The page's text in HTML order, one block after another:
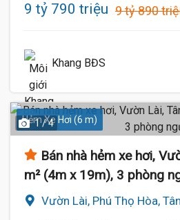
9 tỷ 790 triệu 9 tỷ 890
Khang BĐS
Hẻm Xe Hơi (6 m)
1 / 4
Bán nhà hẻm xe hơi,
m² (4m x 19m), 3 phòng
Vườn Lài, Phú Thọ Hòa,